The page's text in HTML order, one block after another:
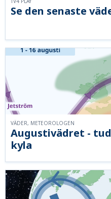
Se den senaste
Augustivädret -
kyla
VÄDER, METEOROLOGEN